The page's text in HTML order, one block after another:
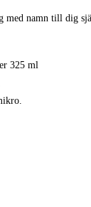
namn till dig
325 ml